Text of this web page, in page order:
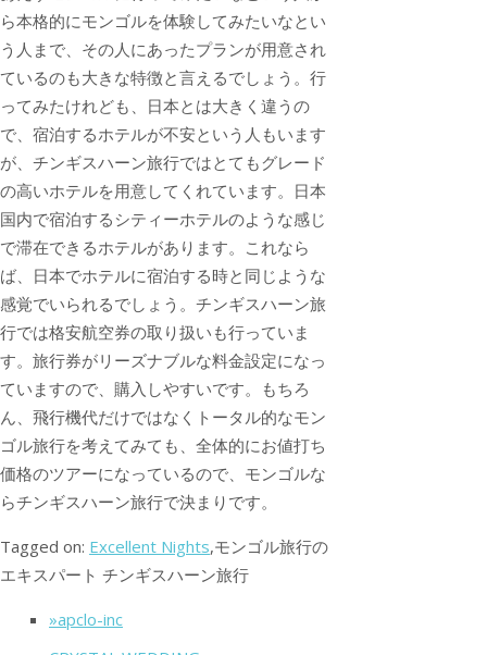
ら本格的にモンゴルを体験してみたいなとい
う人まで、その人にあったプランが用意され
ているのも大きな特徴と言えるでしょう。行
ってみたけれども、日本とは大きく違うの
で、宿泊するホテルが不安という人もいます
が、チンギスハーン旅行ではとてもグレード
の高いホテルを用意してくれています。日本
国内で宿泊するシティーホテルのような感じ
で滞在できるホテルがあります。これなら
ば、日本でホテルに宿泊する時と同じような
感覚でいられるでしょう。チンギスハーン旅
行では格安航空券の取り扱いも行っていま
す。旅行券がリーズナブルな料金設定になっ
ていますので、購入しやすいです。もちろ
ん、飛行機代だけではなくトータル的なモン
ゴル旅行を考えてみても、全体的にお値打ち
価格のツアーになっているので、モンゴルな
らチンギスハーン旅行で決まりです。
Tagged on: Excellent Nights,モンゴル旅行の
エキスパート チンギスハーン旅行
»apclo-inc